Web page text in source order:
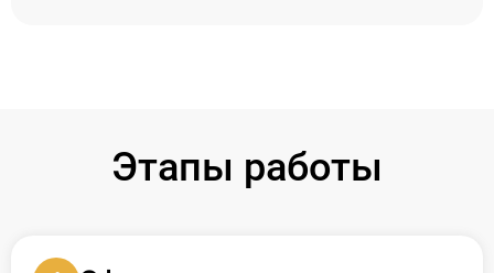
Этапы работы